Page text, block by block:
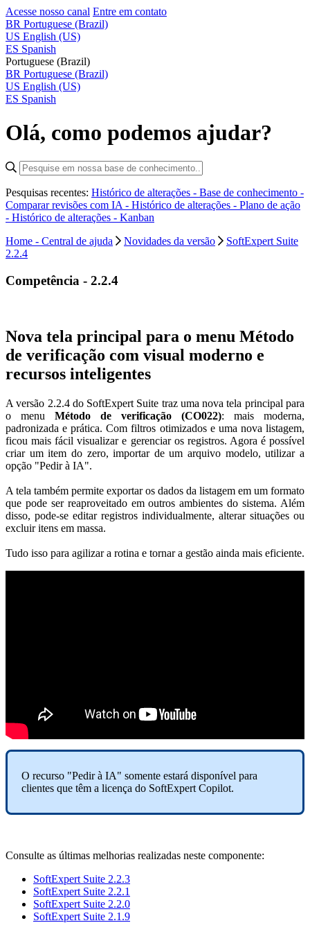
Acesse nosso canal Entre em contato
BR Portuguese (Brazil)
US English (US)
ES Spanish
Portuguese (Brazil)
BR Portuguese (Brazil)
US English (US)
ES Spanish
Olá, como podemos ajudar?
Pesquisas recentes: Histórico de alterações - Base de conhecimento -
Comparar revisões com IA - Histórico de alterações - Plano de ação
- Histórico de alterações - Kanban
Home - Central de ajuda
Novidades da versão
SoftExpert Suite
2.2.4
Competência - 2.2.4
Nova tela principal para o menu Método
de verificação com visual moderno e
recursos inteligentes
A versão 2.2.4 do SoftExpert Suite traz uma nova tela principal para
o menu Método de verificação (CO022): mais moderna,
padronizada e prática. Com filtros otimizados e uma nova listagem,
ficou mais fácil visualizar e gerenciar os registros. Agora é possível
criar um item do zero, importar de um arquivo modelo, utilizar a
opção "Pedir à IA".
A tela também permite exportar os dados da listagem em um formato
que pode ser reaproveitado em outros ambientes do sistema. Além
disso, pode-se editar registros individualmente, alterar situações ou
excluir itens em massa.
Tudo isso para agilizar a rotina e tornar a gestão ainda mais eficiente.
O recurso "Pedir à IA" somente estará disponível para
clientes que têm a licença do SoftExpert Copilot.
Consulte as últimas melhorias realizadas neste componente:
SoftExpert Suite 2.2.3
SoftExpert Suite 2.2.1
SoftExpert Suite 2.2.0
SoftExpert Suite 2.1.9